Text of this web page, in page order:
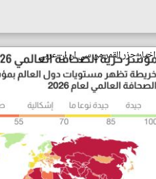
اخبار جزر القمر من سي ان ان عربي